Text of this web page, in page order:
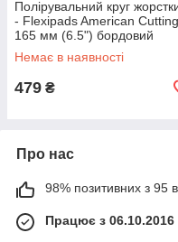
Полірувальний круг
- Flexipads American Cutting
165 мм (6.5") бордовий
(44765)
Немає в наявності
479 ₴
Про нас
98% позитивних з 95
Працює з 06.10.2016